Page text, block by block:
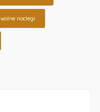
wolne noclegi